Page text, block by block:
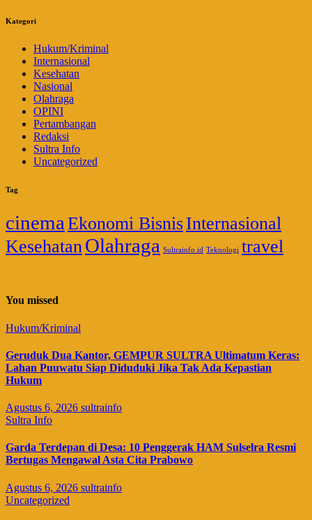
Kategori
Hukum/Kriminal
Internasional
Kesehatan
Nasional
Olahraga
OPINI
Pertambangan
Redaksi
Sultra Info
Uncategorized
Tag
cinema Ekonomi BisnisInternasional
KesehatanOlahraga Sultrainfo.id Teknologi travel
You missed
Hukum/Kriminal
Geruduk Dua Kantor, GEMPUR SULTRA Ultimatum Keras:
Lahan Puuwatu Siap Diduduki Jika Tak Ada Kepastian
Hukum
Agustus 6, 2026 sultrainfo
Sultra Info
Garda Terdepan di Desa: 10 Penggerak HAM Sulselra Resmi
Bertugas Mengawal Asta Cita Prabowo
Agustus 6, 2026 sultrainfo
Uncategorized